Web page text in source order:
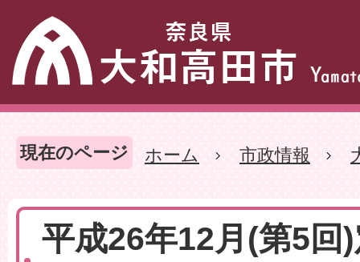
現在のページ ホーム 市政情報
平成26年12月(第5回